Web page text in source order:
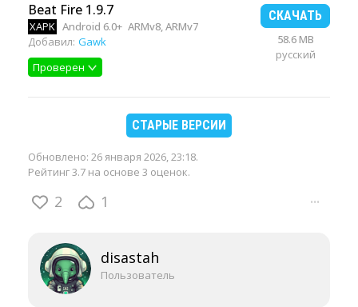
Beat Fire 1.9.7
XAPK Android 6.0+ ARMv8, ARMv7
Добавил: Gawk
Проверен
СКАЧАТЬ
58.6 MB
русский
СТАРЫЕ ВЕРСИИ
Обновлено: 26 января 2026, 23:18.
Рейтинг 3.7 на основе 3 оценок.
2 1 ···
disastah
Пользователь